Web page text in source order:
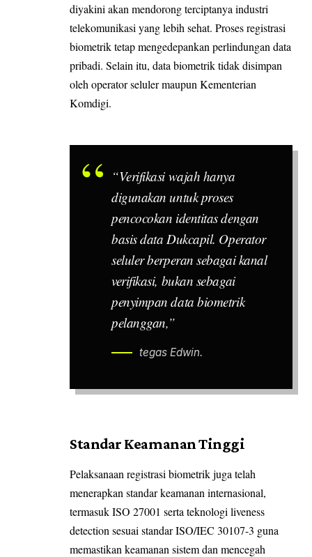
diyakini akan mendorong terciptanya industri
telekomunikasi yang lebih sehat. Proses registrasi
biometrik tetap mengedepankan perlindungan data
pribadi. Selain itu, data biometrik tidak disimpan
oleh operator seluler maupun Kementerian
Komdigi.
“Verifikasi wajah hanya
digunakan untuk proses
pencocokan identitas dengan
basis data Dukcapil. Operator
seluler berperan sebagai kanal
verifikasi, bukan sebagai
penyimpan data biometrik
pelanggan,”
tegas Edwin.
Standar Keamanan Tinggi
Pelaksanaan registrasi biometrik juga telah
menerapkan standar keamanan internasional,
termasuk ISO 27001 serta teknologi liveness
detection sesuai standar ISO/IEC 30107-3 guna
memastikan keamanan sistem dan mencegah